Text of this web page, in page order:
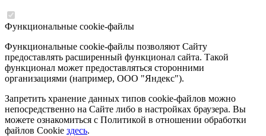
Функциональные cookie-файлы
Функциональные cookie-файлы позволяют Сайту
предоставлять расширенный функционал сайта. Такой
функционал может предоставляться сторонними
организациями (например, ООО "Яндекс").
Запретить хранение данных типов cookie-файлов можно
непосредственно на Сайте либо в настройках браузера. Вы
можете ознакомиться с Политикой в отношении обработки
файлов Cookie здесь.